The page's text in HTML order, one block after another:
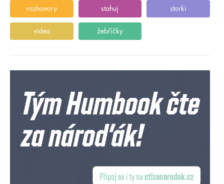
rozhovory stahuj storki
videa žebříčky